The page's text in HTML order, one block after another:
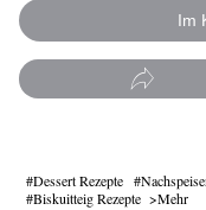
Im
Dessert Rezepte
Biskuitteig Rezepte
Mehr